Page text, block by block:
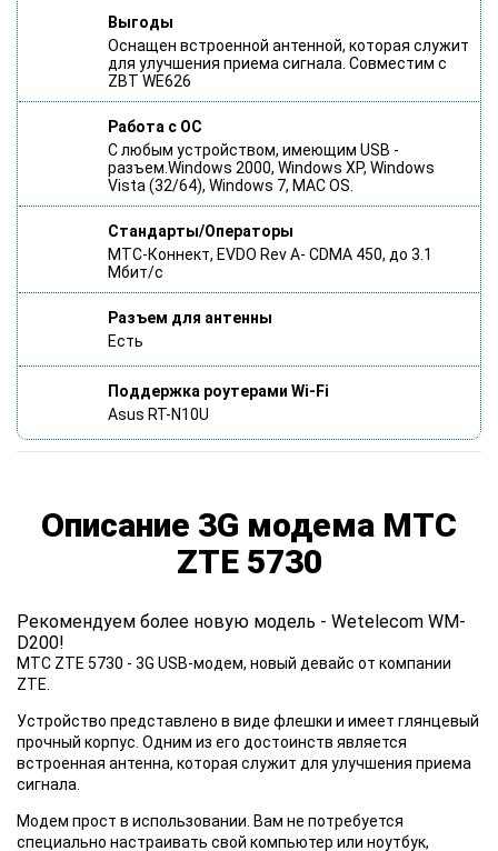
Выгоды
Оснащен встроенной антенной, которая служит
для улучшения приема сигнала. Совместим с
ZBT WE626
Работа с ОС
С любым устройством, имеющим USB -
разъем.Windows 2000, Windows XP, Windows
Vista (32/64), Windows 7, MAC OS.
Стандарты/Операторы
МТС-Коннект, EVDO Rev A- CDMA 450, до 3.1
Мбит/с
Разъем для антенны
Есть
Поддержка роутерами Wi-Fi
Asus RT-N10U
Описание 3G модема МТС
ZTE 5730
Рекомендуем более новую модель - Wetelecom WM-
D200!
МТС ZTE 5730 - 3G USB-модем, новый девайс от компании
ZTE.
Устройство представлено в виде флешки и имеет глянцевый
прочный корпус. Одним из его достоинств является
встроенная антенна, которая служит для улучшения приема
сигнала.
Модем прост в использовании. Вам не потребуется
специально настраивать свой компьютер или ноутбук,